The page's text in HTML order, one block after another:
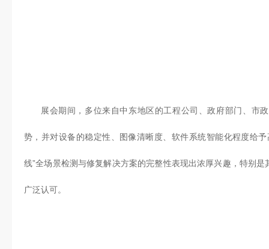
展会期间，多位来自中东地区的工程公司、政府部门、市
势，并对设备的稳定性、图像清晰度、软件系统智能化程度给
线”全场景检测与修复解决方案的完整性表现出浓厚兴趣，特别
广泛认可。